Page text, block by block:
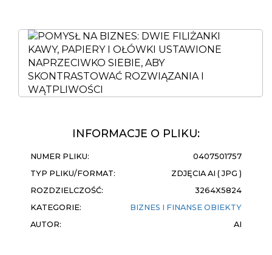
INFORMACJE O PLIKU:
NUMER PLIKU:
0407501757
TYP PLIKU/FORMAT:
ZDJĘCIA AI ( JPG )
ROZDZIELCZOŚĆ:
3264X5824
KATEGORIE:
BIZNES I FINANSE OBIEKTY
AUTOR:
AI